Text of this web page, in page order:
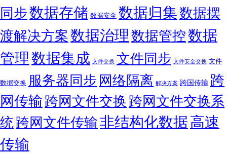
同步数据存储 数据安全 数据归集数据摆
渡解决方案数据治理数据管控数据
管理数据集成 文件交换 文件同步 文件安全交换 文件
数据交换 服务器同步网络隔离 解决方案 跨国传输 跨
网传输跨网文件交换跨网文件交换系
统跨网文件传输非结构化数据高速
传输